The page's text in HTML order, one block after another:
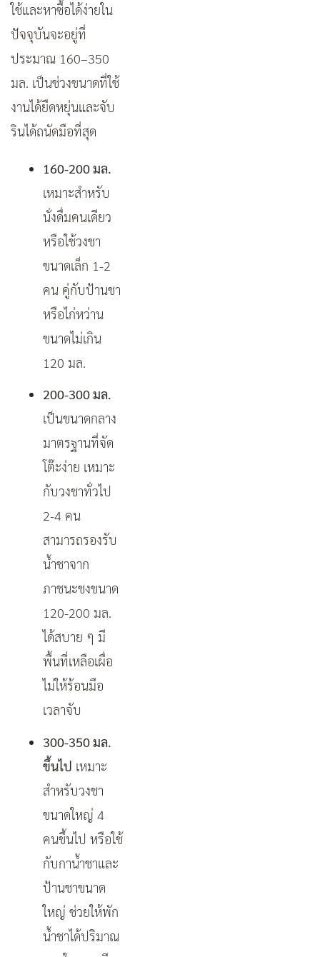
ใช้และหาซื้อได้ง่ายใน
ปัจจุบันจะอยู่ที่
ประมาณ 160–350
มล. เป็นช่วงขนาดที่ใช้
งานได้ยืดหยุ่นและจับ
รินได้ถนัดมือที่สุด
160-200 มล.
เหมาะสำหรับ
นั่งดื่มคนเดียว
หรือใช้วงชา
ขนาดเล็ก 1-2
คน คู่กับป้านชา
หรือไก่หว่าน
ขนาดไม่เกิน
120 มล.
200-300 มล.
เป็นขนาดกลาง
มาตรฐานที่จัด
โต๊ะง่าย เหมาะ
กับวงชาทั่วไป
2-4 คน
สามารถรองรับ
น้ำชาจาก
ภาชนะชงขนาด
120-200 มล.
ได้สบาย ๆ มี
พื้นที่เหลือเผื่อ
ไม่ให้ร้อนมือ
เวลาจับ
300-350 มล.
ขึ้นไป เหมาะ
สำหรับวงชา
ขนาดใหญ่ 4
คนขึ้นไป หรือใช้
กับกาน้ำชาและ
ป้านชาขนาด
ใหญ่ ช่วยให้พัก
น้ำชาได้ปริมาณ